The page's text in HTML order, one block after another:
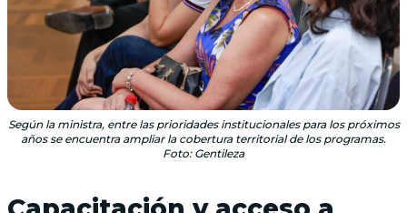
Según la ministra, entre las prioridades institucionales para los próximos
años se encuentra ampliar la cobertura territorial de los programas.
Foto: Gentileza